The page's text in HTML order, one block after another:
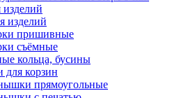
изделий
пришивные
съёмные
кольца, бусины
корзин
прямоугольные